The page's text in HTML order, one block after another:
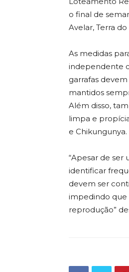
o final de
Avelar, Terra
As medidas
independente
garrafas
mantidos
Além disso,
limpa e
e Chikungunya.
“Apesar de ser
identificar
devem ser
impedindo que
reprodução”